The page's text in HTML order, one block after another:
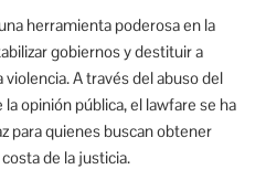
herramienta poderosa en la
gobiernos y destituir a
A través del abuso del
opinión pública, el lawfare se ha
para quienes buscan obtener
de la justicia.